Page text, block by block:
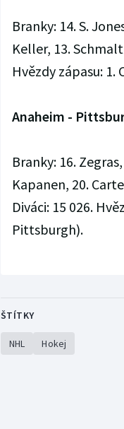
Branky: 14. S.
Keller, 13.
Hvězdy zápasu: 1.
Anaheim -
Branky: 16.
Kapanen, 20.
Diváci: 15 026.
Pittsburgh).
ŠTÍTKY
NHL Hokej